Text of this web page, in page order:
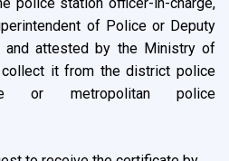
police station officer-in-charge,
of Police or Deputy
and attested by the Ministry of
collect it from the district police
or metropolitan police